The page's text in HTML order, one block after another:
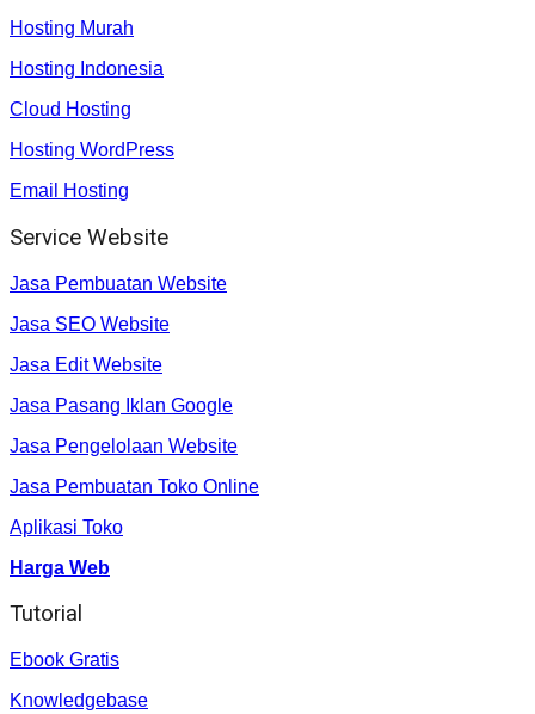
Hosting Murah
Hosting Indonesia
Cloud Hosting
Hosting WordPress
Email Hosting
Service Website
Jasa Pembuatan Website
Jasa SEO Website
Jasa Edit Website
Jasa Pasang Iklan Google
Jasa Pengelolaan Website
Jasa Pembuatan Toko Online
Aplikasi Toko
Harga Web
Tutorial
Ebook Gratis
Knowledgebase